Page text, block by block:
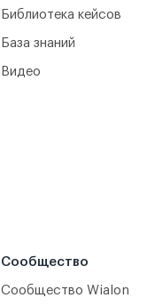
Библиотека кейсов
База знаний
Видео
Сообщество
Сообщество Wialon